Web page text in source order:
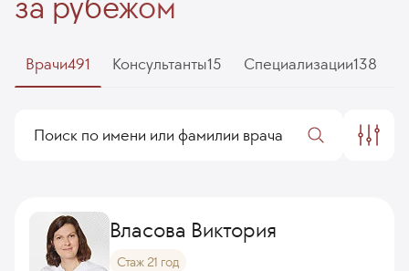
Врачи491 Консультанты15 Специализации138
Власова Виктория
Стаж 21 год